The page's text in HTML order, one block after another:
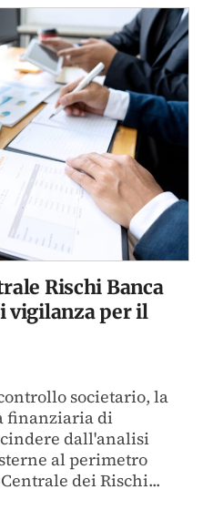
Rischi Banca
vigilanza per il
societario, la
finanziaria di
dall'analisi
al perimetro
dei Rischi...